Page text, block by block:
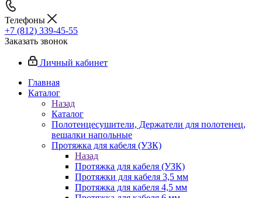
Телефоны
+7 (812) 339-45-55
Заказать звонок
Личный кабинет
Главная
Каталог
Назад
Каталог
Полотенцесушители, Держатели для полотенец,
вешалки напольные
Протяжка для кабеля (УЗК)
Назад
Протяжка для кабеля (УЗК)
Протяжки для кабеля 3,5 мм
Протяжка для кабеля 4,5 мм